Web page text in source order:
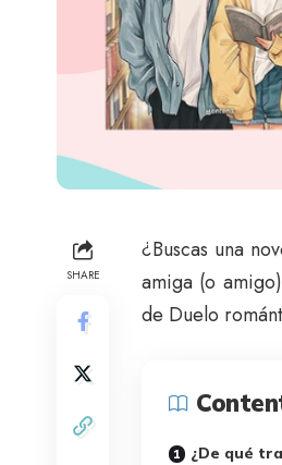
SHARE
¿Buscas una
amiga (o
de Duelo
¿De qué